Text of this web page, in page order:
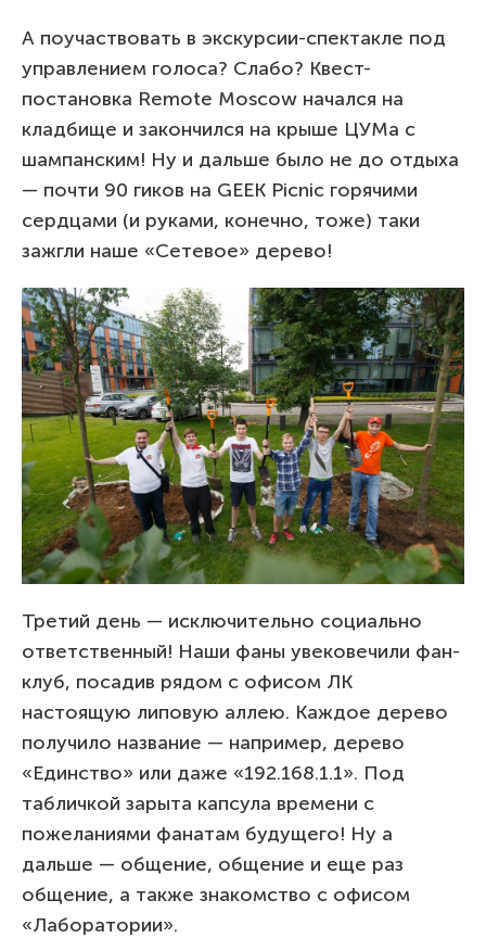
А поучаствовать в экскурсии-спектакле под
управлением голоса? Слабо? Квест-
постановка Remote Moscow начался на
кладбище и закончился на крыше ЦУМа с
шампанским! Ну и дальше было не до отдыха
— почти 90 гиков на GEEK Picnic горячими
сердцами (и руками, конечно, тоже) таки
зажгли наше «Сетевое» дерево!
Третий день — исключительно социально
ответственный! Наши фаны увековечили фан-
клуб, посадив рядом с офисом ЛК
настоящую липовую аллею. Каждое дерево
получило название — например, дерево
«Единство» или даже «192.168.1.1». Под
табличкой зарыта капсула времени с
пожеланиями фанатам будущего! Ну а
дальше — общение, общение и еще раз
общение, а также знакомство с офисом
«Лаборатории».